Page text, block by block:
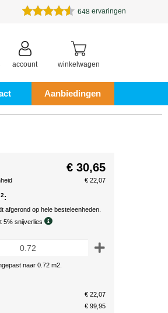
648 ervaringen
account winkelwagen
Aanbiedingen
€ 30,65
€ 22,07
2:
afgerond op hele besteleenheden.
5% snijverlies
naar 0.72 m2.
€ 22,07
€ 99,95